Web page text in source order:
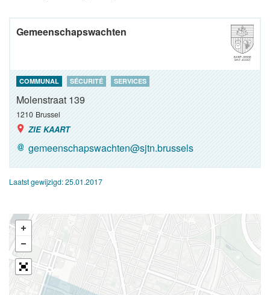
Gemeenschapswachten
COMMUNAL SÉCURITÉ SERVICES
Molenstraat 139
1210 Brussel
ZIE KAART
gemeenschapswachten@sjtn.brussels
Laatst gewijzigd:25.01.2017